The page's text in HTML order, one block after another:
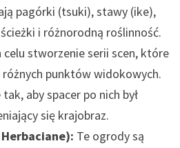
pagórki (tsuki), stawy (ike),
i różnorodną roślinność.
celu stworzenie serii scen, które
punktów widokowych.
aby spacer po nich był
się krajobraz.
Te ogrody są